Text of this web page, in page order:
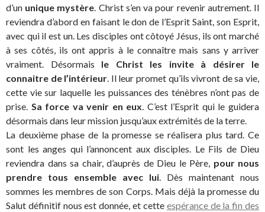
d’un unique mystère. Christ s’en va pour revenir autrement. Il
reviendra d’abord en faisant le don de l’Esprit Saint, son Esprit,
avec qui il est un. Les disciples ont côtoyé Jésus, ils ont marché
à ses côtés, ils ont appris à le connaître mais sans y arriver
vraiment. Désormais le Christ les invite à désirer le
connaitre de l’intérieur. Il leur promet qu’ils vivront de sa vie,
cette vie sur laquelle les puissances des ténèbres n’ont pas de
prise. Sa force va venir en eux. C’est l’Esprit qui le guidera
désormais dans leur mission jusqu’aux extrémités de la terre.
La deuxième phase de la promesse se réalisera plus tard. Ce
sont les anges qui l’annoncent aux disciples. Le Fils de Dieu
reviendra dans sa chair, d’auprès de Dieu le Père, pour nous
prendre tous ensemble avec lui. Dès maintenant nous
sommes les membres de son Corps. Mais déjà la promesse du
Salut définitif nous est donnée, et cette espérance de la fin des